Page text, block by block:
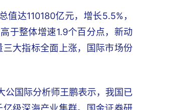
达110180亿元，增长5.5%，
于整体增速1.9个百分点，新动
大指标全面上涨，国际市场份
公国际分析师王鹏表示，我国已